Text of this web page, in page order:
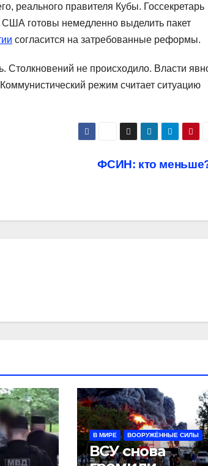
реального правителя Кубы. Госсекретарь
готовы немедленно выделить пакет
согласится на затребованные реформы.
Столкновений не происходило. Власти
режим считает ситуацию
ФСИН: кто
В МИРЕ ВООРУЖЁННЫЕ СИЛЫ
ВСУ снова